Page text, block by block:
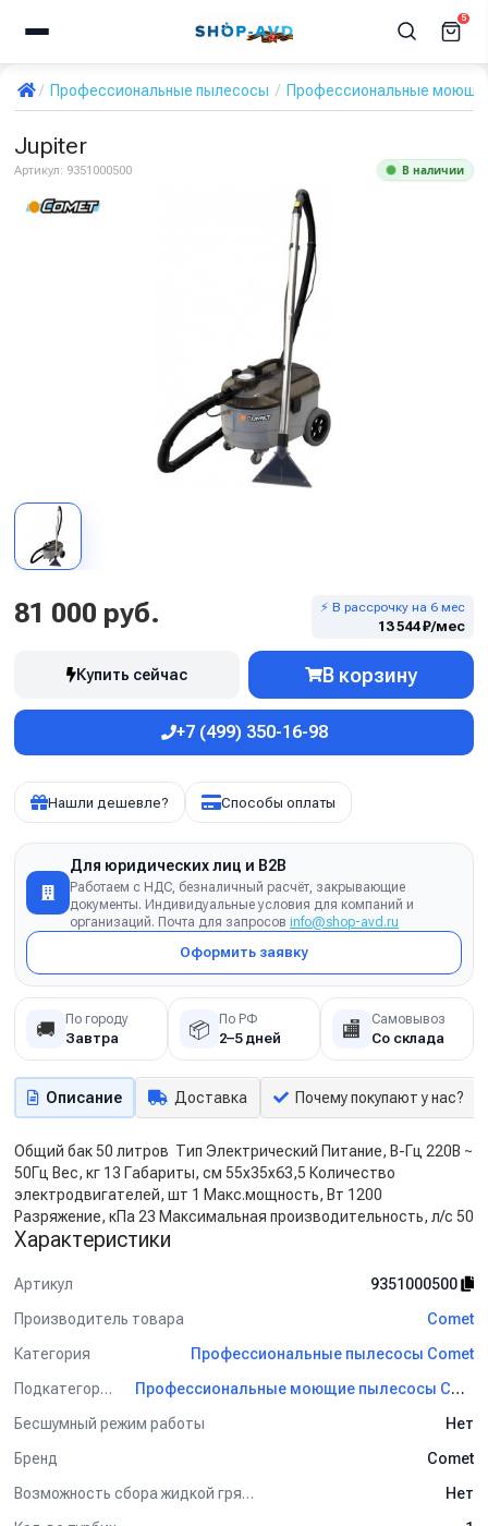
5
Профессиональные пылесосы Профессиональные
Jupiter
Артикул: 9351000500 В наличии
81 000 руб. ⚡ В рассрочку на 6 мес
13 544 ₽/мес
Купить сейчас В корзину
+7 (499) 350-16-98
Нашли дешевле? Способы оплаты
Для юридических лиц и B2B
Работаем с НДС, безналичный расчёт, закрывающие
документы. Индивидуальные условия для компаний и
организаций. Почта для запросов info@shop-avd.ru
Оформить заявку
🚚 По городу
Завтра 📦 По РФ
2–5 дней 🏬 Самовывоз
Со склада
Описание Доставка Почему покупают у нас?
Общий бак 50 литров Тип Электрический Питание, В-Гц 220В ~
50Гц Вес, кг 13 Габариты, см 55x35x63,5 Количество
электродвигателей, шт 1 Макс.мощность, Вт 1200
Разряжение, кПа 23 Максимальная производительность, л/с 50
Характеристики
Артикул
9351000500
Производитель товара
Comet
Категория
Профессиональные пылесосы Comet
Подкатегория
Профессиональные моющие пылесосы Comet
Бесшумный режим работы
Нет
Бренд
Comet
Возможность сбора жидкой грязи
Нет